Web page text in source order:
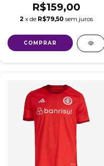
R$159,00
2 x de R$79,50 sem juros
COMPRAR